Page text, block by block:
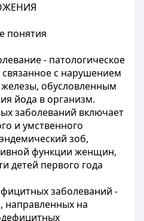
понятия
- патологическое
с нарушением
обусловленным
йода в организм.
заболеваний включает
и умственного
зоб,
функции женщин,
детей первого года
заболеваний -
направленных на